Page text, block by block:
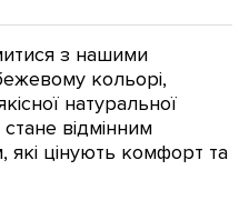
з нашими
кольорі,
натуральної
відмінним
цінують комфорт та